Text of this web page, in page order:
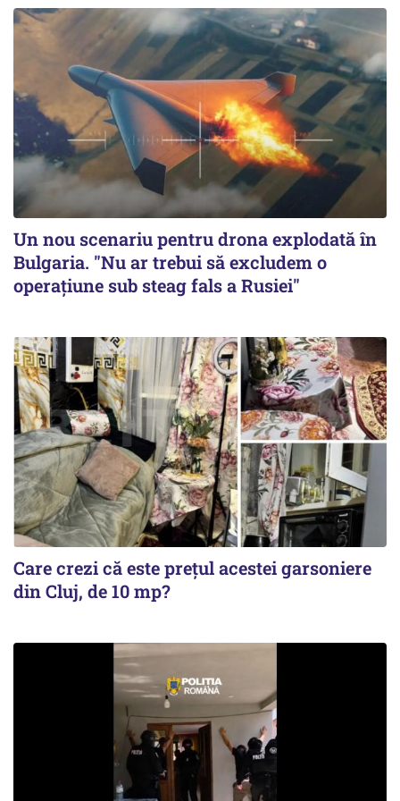
Un nou scenariu pentru drona explodată în
Bulgaria. "Nu ar trebui să excludem o
operațiune sub steag fals a Rusiei"
Care crezi că este prețul acestei garsoniere
din Cluj, de 10 mp?